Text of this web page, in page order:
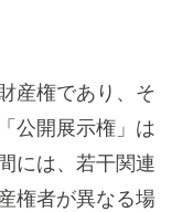
産権であり、そ
公開展示権」は
には、若干関連
権者が異なる場